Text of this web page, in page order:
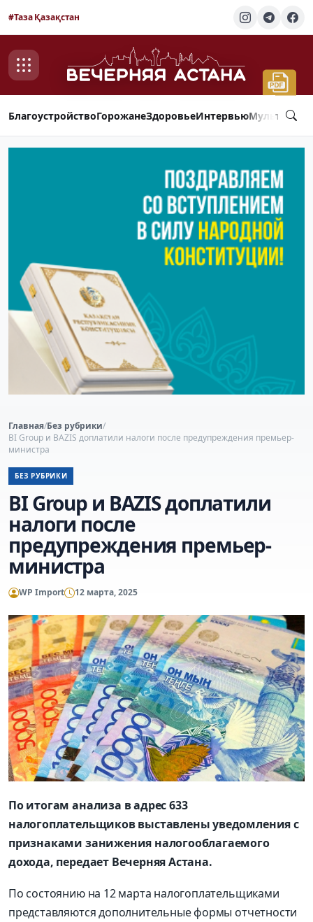
#Таза Қазақстан
БлагоустройствоГорожанеЗдоровьеИнтервью
Главная/Без рубрики/
BI Group и BAZIS доплатили налоги после предупреждения премьер-
министра
БЕЗ РУБРИКИ
BI Group и BAZIS доплатили
налоги после
предупреждения премьер-
министра
WP Import 12 марта, 2025
По итогам анализа в адрес 633
налогоплательщиков выставлены уведомления с
признаками занижения налогооблагаемого
дохода, передает Вечерняя Астана.
По состоянию на 12 марта налогоплательщиками
представляются дополнительные формы отчетности